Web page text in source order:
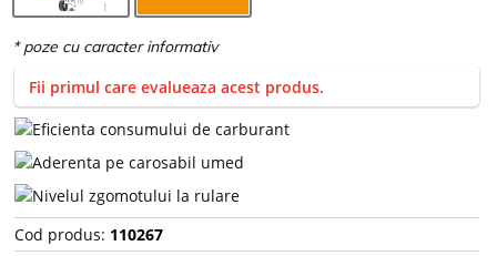
Fii primul care evalueaza acest produs.
Cod produs: 110267